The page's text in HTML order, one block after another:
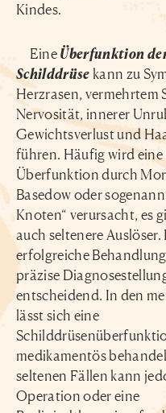
Kindes.
EineÜberfunktion
Schilddrüse kann zu
Herzrasen, vermehrtem
Nervosität, innerer
Gewichtsverlust und
führen. Häufig wird eine
Überfunktion durch
Basedow oder
Knoten“ verursacht, es
auch seltenere Auslöser.
erfolgreiche
präzise
entscheidend. In den
lässt sich eine
medikamentös
seltenen Fällen kann
Operation oder eine